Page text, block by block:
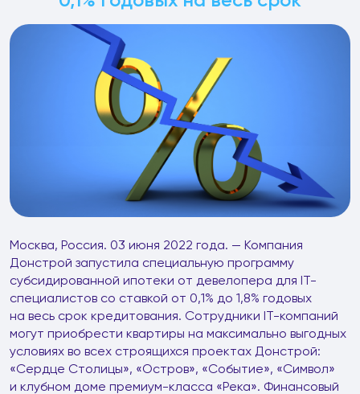
Москва, Россия. 03 июня 2022 года. — Компания
Донстрой запустила специальную программу
субсидированной ипотеки от девелопера для IT-
специалистов со ставкой от 0,1% до 1,8% годовых
на весь срок кредитования. Сотрудники IT-компаний
могут приобрести квартиры на максимально выгодных
условиях во всех строящихся проектах Донстрой:
«Сердце Столицы», «Остров», «Событие», «Символ»
и клубном доме премиум-класса «Река». Финансовый